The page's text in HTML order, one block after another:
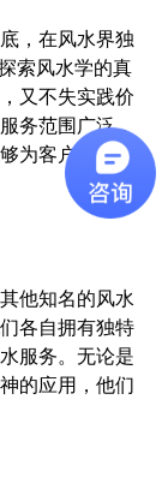
，在风水界独
索风水学的真
又不失实践价
务范围广泛，
为客户提供科
他知名的风水
各自拥有独特
服务。无论是
的应用，他们